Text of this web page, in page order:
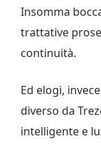
Insomma
trattative
continuità.
Ed elogi,
diverso da
intelligente e